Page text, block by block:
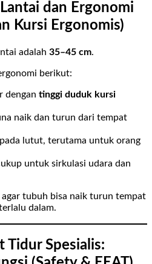
dan Ergonomi
Kursi Ergonomis)
adalah 35–45 cm.
berikut:
dengan tinggi duduk kursi
naik dan turun dari tempat
lutut, terutama untuk orang
untuk sirkulasi udara dan
tubuh bisa naik turun tempat
dalam.
Tidur Spesialis: